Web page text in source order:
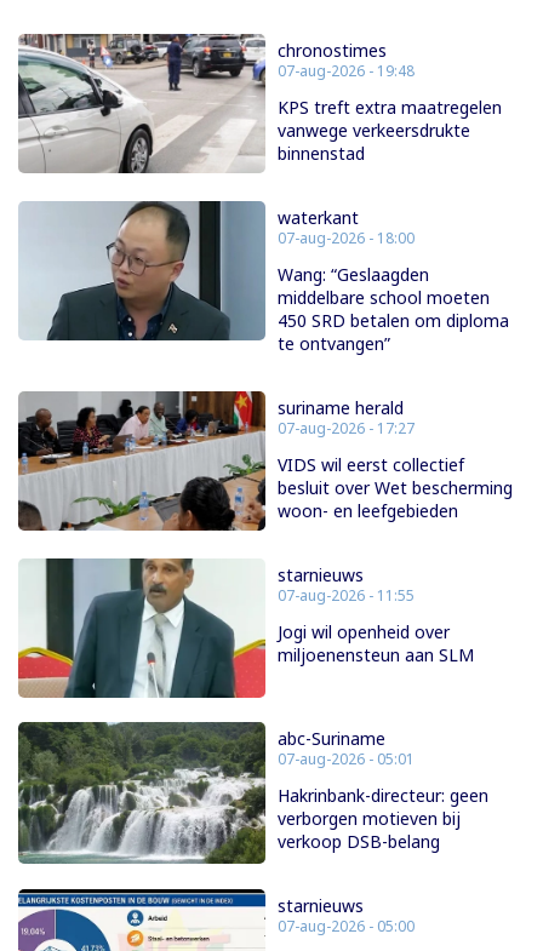
chronostimes
07-aug-2026 - 19:48
KPS treft extra maatregelen
vanwege verkeersdrukte
binnenstad
waterkant
07-aug-2026 - 18:00
Wang: “Geslaagden
middelbare school moeten
450 SRD betalen om diploma
te ontvangen”
suriname herald
07-aug-2026 - 17:27
VIDS wil eerst collectief
besluit over Wet bescherming
woon- en leefgebieden
starnieuws
07-aug-2026 - 11:55
Jogi wil openheid over
miljoenensteun aan SLM
abc-Suriname
07-aug-2026 - 05:01
Hakrinbank-directeur: geen
verborgen motieven bij
verkoop DSB-belang
starnieuws
07-aug-2026 - 05:00